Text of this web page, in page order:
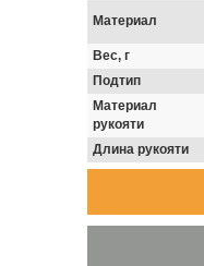
Материал
Вес, г
Подтип
Материал
рукояти
Длина рукояти